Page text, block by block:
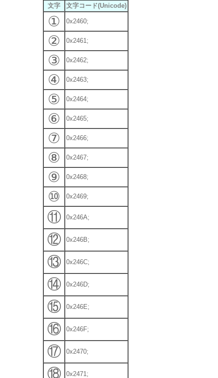
文字 文字コード(Unicode)
① 0x2460;
② 0x2461;
③ 0x2462;
④ 0x2463;
⑤ 0x2464;
⑥ 0x2465;
⑦ 0x2466;
⑧ 0x2467;
⑨ 0x2468;
⑩ 0x2469;
⑪ 0x246A;
⑫ 0x246B;
⑬ 0x246C;
⑭ 0x246D;
⑮ 0x246E;
⑯ 0x246F;
⑰ 0x2470;
⑱ 0x2471;